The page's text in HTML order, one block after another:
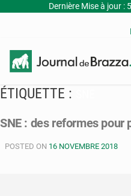
Dernière Mise à jour :
ÉTIQUETTE :
SNE : des reformes pour
POSTED ON 16 NOVEMBRE 2018